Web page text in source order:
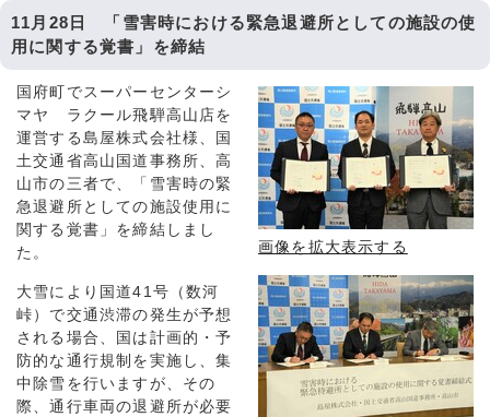
11月28日 「雪害時における緊急退避所としての施設の使
用に関する覚書」を締結
画像を拡大表示する
国府町でスーパーセンターシ
マヤ ラクール飛騨高山店を
運営する島屋株式会社様、国
土交通省高山国道事務所、高
山市の三者で、「雪害時の緊
急退避所としての施設使用に
関する覚書」を締結しまし
た。
大雪により国道41号（数河
峠）で交通渋滞の発生が予想
される場合、国は計画的・予
防的な通行規制を実施し、集
中除雪を行いますが、その
際、通行車両の退避所が必要